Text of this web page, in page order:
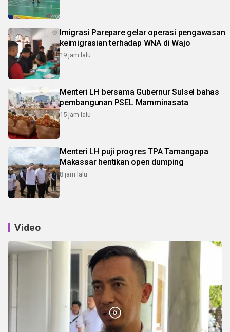
Imigrasi Parepare gelar operasi pengawasan
keimigrasian terhadap WNA di Wajo
19 jam lalu
Menteri LH bersama Gubernur Sulsel bahas
pembangunan PSEL Mamminasata
15 jam lalu
Menteri LH puji progres TPA Tamangapa
Makassar hentikan open dumping
8 jam lalu
Video